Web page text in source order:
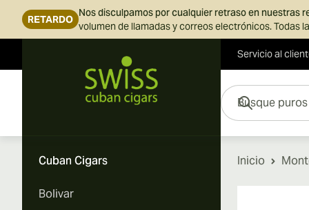
RETARDO
Nos disculpamos por cualquier retraso en nuestras
volumen de llamadas y correos electrónicos. Todas
Servicio al
Busque puros aquí...
Cuban Cigars
Bolivar
Inicio